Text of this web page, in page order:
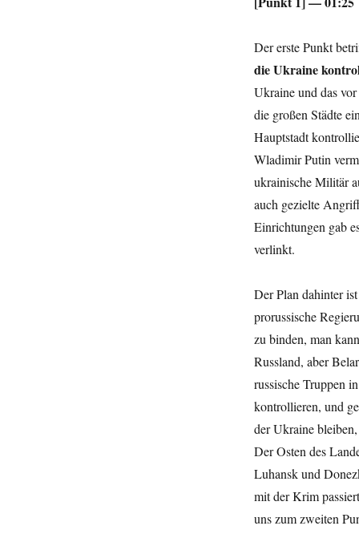
Der erste Punkt
die Ukraine
Ukraine und das
die großen Städte
Hauptstadt
Wladimir Putin
ukrainische Militär
auch gezielte
Einrichtungen gab
verlinkt.
Der Plan dahinter
prorussische
zu binden, man
Russland, aber
russische Truppen
kontrollieren, und
der Ukraine
Der Osten des
Luhansk und
mit der Krim
uns zum zweiten